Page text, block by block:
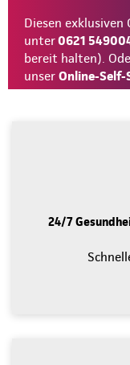
Diesen exklusiven
unter0621
bereit halten).
unser Online-Self-
24/7